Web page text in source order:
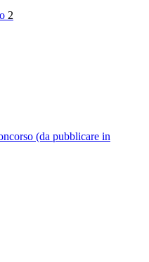
2
(da pubblicare in